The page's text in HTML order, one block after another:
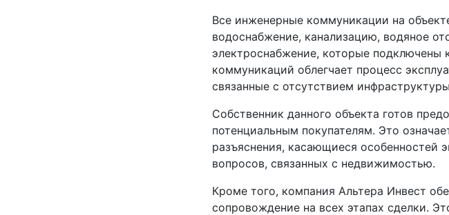
Все инженерные коммуникации на
водоснабжение, канализацию, водяное
электроснабжение, которые
коммуникаций облегчает процесс
связанные с отсутствием
Собственник данного объекта готов
потенциальным покупателям. Это
разъяснения, касающиеся особенностей
вопросов, связанных с недвижимостью.
Кроме того, компания Альтера Инвест
сопровождение на всех этапах сделки.